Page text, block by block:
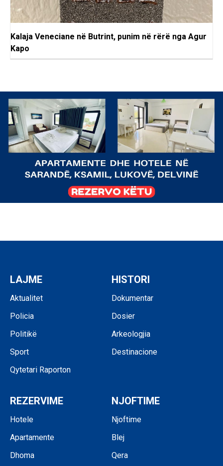
Kalaja Veneciane në Butrint, punim në rërë nga Agur
Kapo
LAJME
Aktualitet
Policia
Politikë
Sport
Qytetari Raporton
HISTORI
Dokumentar
Dosier
Arkeologjia
Destinacione
REZERVIME
Hotele
Apartamente
Dhoma
NJOFTIME
Njoftime
Blej
Qera